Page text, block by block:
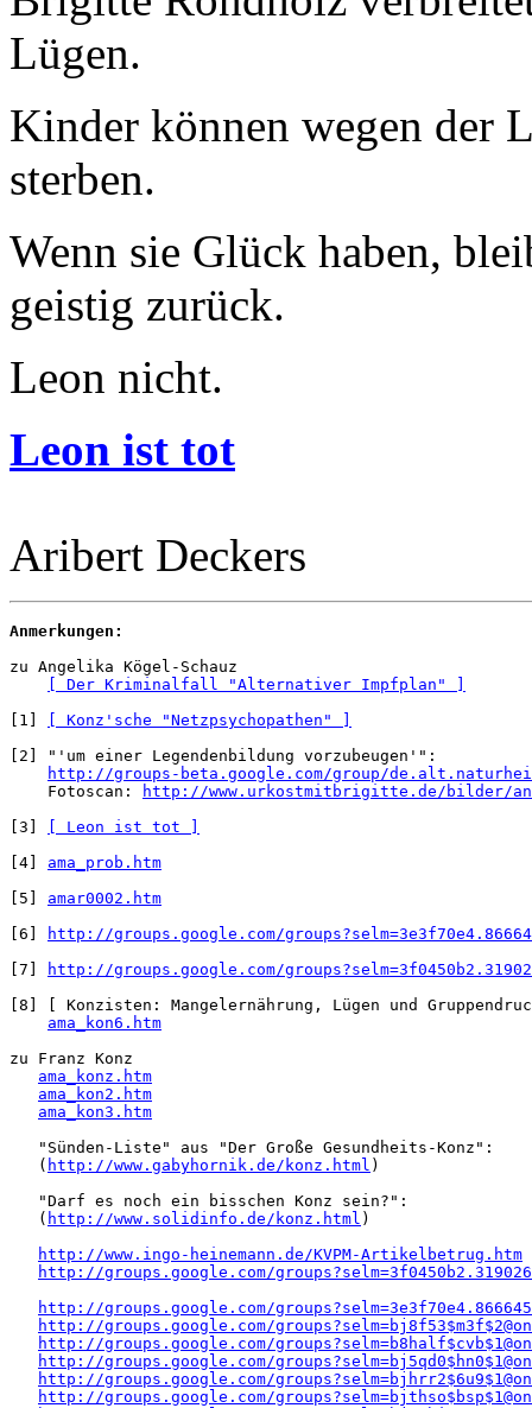
Lügen.
Kinder können wegen der
sterben.
Wenn sie Glück haben,
geistig zurück.
Leon nicht.
Leon ist tot
Aribert Deckers
Anmerkungen:
zu Angelika Kögel-Schauz
[ Der Kriminalfall "Alternativer Impfplan" ]
[1]
[ Konz'sche "Netzpsychopathen" ]
[2] "'um einer Legendenbildung vorzubeugen'":
http://groups-beta.google.com/group/
    Fotoscan:
http://www.urkostmitbrigitte.de/bilder/
[3]
[ Leon ist tot ]
[4] ama_prob.htm
[5] amar0002.htm
[6]
http://groups.google.com/
[7]
http://groups.google.com/
[8] [ Konzisten: Mangelernährung, Lügen und
ama_kon6.htm
zu Franz Konz
ama_konz.htm
ama_kon2.htm
ama_kon3.htm
   "Sünden-Liste" aus "Der Große Gesundheits-Konz":
   (
http://www.gabyhornik.de/konz.html )
   "Darf es noch ein bisschen Konz sein?":
   (
http://www.solidinfo.de/konz.html )
http://www.ingo-heinemann.de/KVPM-Artikelbetrug.htm
http://groups.google.com/
http://groups.google.com/
http://groups.google.com/
http://groups.google.com/
http://groups.google.com/
http://groups.google.com/
http://groups.google.com/